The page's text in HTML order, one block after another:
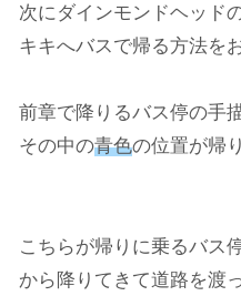
次にダインモンドヘッド
キキへバスで帰る方法を
前章で降りるバス停の手
その中の青色の位置が帰
こちらが帰りに乗るバス
から降りてきて道路を渡